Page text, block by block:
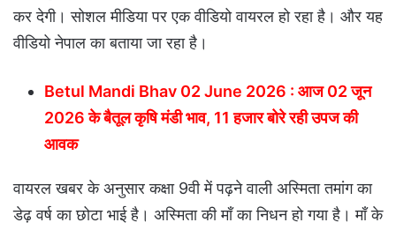
कर देगी। सोशल मीडिया पर एक वीडियो वायरल हो रहा है। और यह
वीडियो नेपाल का बताया जा रहा है।
Betul Mandi Bhav 02 June 2026 : आज 02 जून
2026 के बैतूल कृषि मंडी भाव, 11 हजार बोरे रही उपज की
आवक
वायरल खबर के अनुसार कक्षा 9वी में पढ़ने वाली अस्मिता तमांग का
डेढ़ वर्ष का छोटा भाई है। अस्मिता की माँ का निधन हो गया है। माँ के